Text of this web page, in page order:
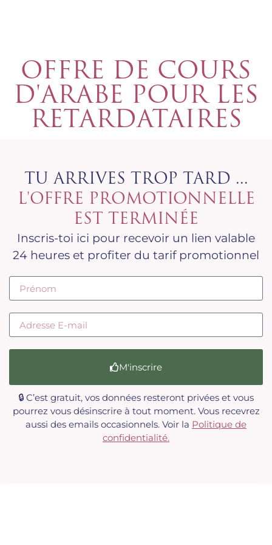
OFFRE DE COURS
D'ARABE POUR LES
RETARDATAIRES
TU ARRIVES TROP TARD ...
L'OFFRE PROMOTIONNELLE
EST TERMINÉE
Inscris-toi ici pour recevoir un lien valable
24 heures et profiter du tarif promotionnel
M'inscrire
🔒 C’est gratuit, vos données resteront privées et vous
pourrez vous désinscrire à tout moment. Vous recevrez
aussi des emails occasionnels. Voir la Politique de
confidentialité.